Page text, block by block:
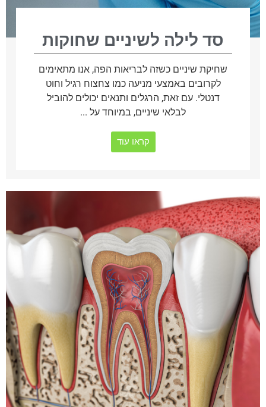
סד לילה לשיניים שחוקות
שחיקת שיניים כשזה לבריאות הפה, אנו מתאימים
לקרובים באמצעי מניעה כמו צחצוח רגיל וחוט
דנטלי. עם זאת, הרגלים ותנאים יכולים להוביל
לבלאי שיניים, במיוחד על ...
קראו עוד